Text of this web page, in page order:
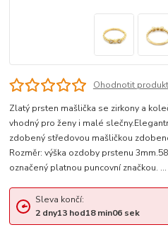
Ohodnotit produkt
Zlatý prsten mašlička se zirkony a
vhodný pro ženy i malé
zdobený středovou mašličkou
Rozměr: výška ozdoby prstenu
označený platnou puncovní značkou. ...
Sleva končí:
2 dny13hod18min05sek